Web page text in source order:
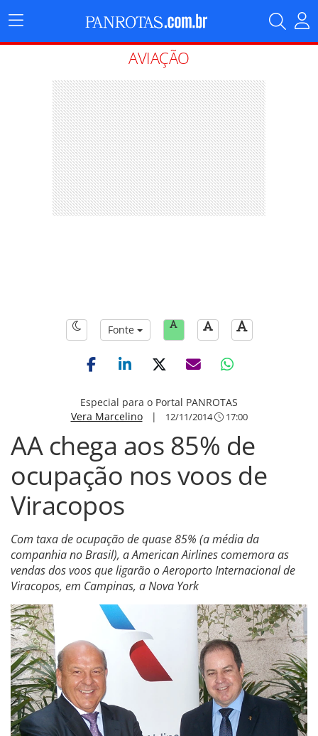
Menu
Principal
AVIAÇÃO
Fonte
Especial para o Portal PANROTAS
Vera Marcelino| 12/11/2014 17:00
AA chega aos 85% de
ocupação nos voos de
Viracopos
Com taxa de ocupação de quase 85% (a média da
companhia no Brasil), a American Airlines comemora as
vendas dos voos que ligarão o Aeroporto Internacional de
Viracopos, em Campinas, a Nova York